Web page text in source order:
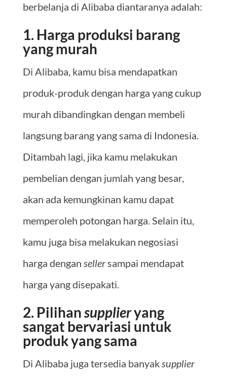
berbelanja di Alibaba diantaranya adalah:
1. Harga produksi barang
yang murah
Di Alibaba, kamu bisa mendapatkan
produk-produk dengan harga yang cukup
murah dibandingkan dengan membeli
langsung barang yang sama di Indonesia.
Ditambah lagi, jika kamu melakukan
pembelian dengan jumlah yang besar,
akan ada kemungkinan kamu dapat
memperoleh potongan harga. Selain itu,
kamu juga bisa melakukan negosiasi
harga dengan sellersampai mendapat
harga yang disepakati.
2. Pilihansupplieryang
sangat bervariasi untuk
produk yang sama
Di Alibaba juga tersedia banyaksupplier